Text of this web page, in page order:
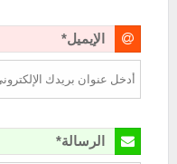
الإيميل*
الرسالة*